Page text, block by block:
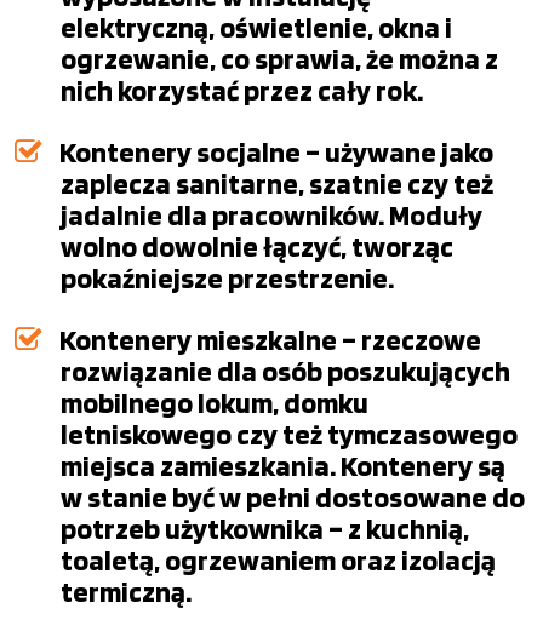
elektryczną, oświetlenie, okna i
ogrzewanie, co sprawia, że można z
nich korzystać przez cały rok.
Kontenery socjalne – używane jako
zaplecza sanitarne, szatnie czy też
jadalnie dla pracowników. Moduły
wolno dowolnie łączyć, tworząc
pokaźniejsze przestrzenie.
Kontenery mieszkalne – rzeczowe
rozwiązanie dla osób poszukujących
mobilnego lokum, domku
letniskowego czy też tymczasowego
miejsca zamieszkania. Kontenery są
w stanie być w pełni dostosowane do
potrzeb użytkownika – z kuchnią,
toaletą, ogrzewaniem oraz izolacją
termiczną.